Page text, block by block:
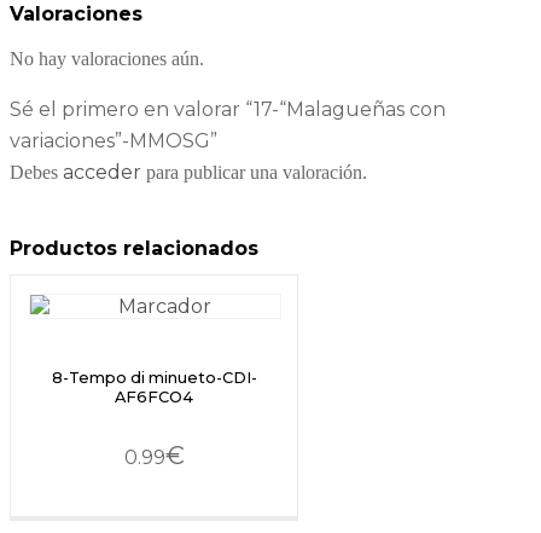
Valoraciones
No hay valoraciones aún.
Sé el primero en valorar “17-“Malagueñas con
variaciones”-MMOSG”
Debes acceder para publicar una valoración.
Productos relacionados
8-Tempo di minueto-CDI-
AF6FCO4
0.99€